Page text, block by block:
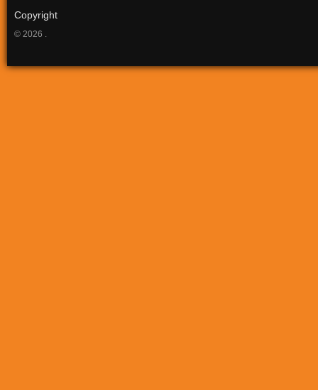
Copyright
© 2026 .